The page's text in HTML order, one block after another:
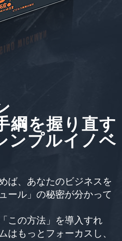
綱を握り直す
ンプルイノベ
ば、あなたのビジネスを
ール」の秘密が分かって
この方法」を導入すれ
はもっとフォーカスし、